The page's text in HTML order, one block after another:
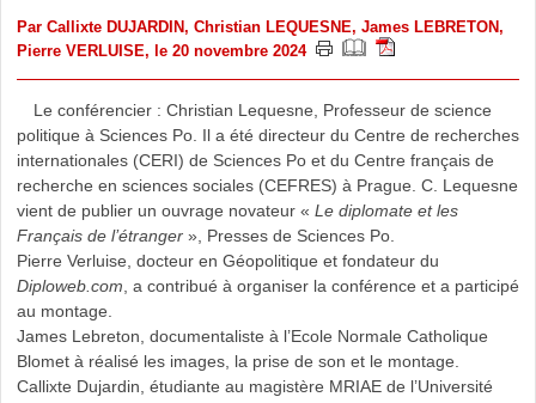
Par Callixte DUJARDIN, Christian LEQUESNE, James LEBRETON,
Pierre VERLUISE, le 20 novembre 2024
Le conférencier : Christian Lequesne, Professeur de science
politique à Sciences Po. Il a été directeur du Centre de recherches
internationales (CERI) de Sciences Po et du Centre français de
recherche en sciences sociales (CEFRES) à Prague. C. Lequesne
vient de publier un ouvrage novateur « Le diplomate et les
Français de l’étranger», Presses de Sciences Po.
Pierre Verluise, docteur en Géopolitique et fondateur du
Diploweb.com , a contribué à organiser la conférence et a participé
au montage.
James Lebreton, documentaliste à l’Ecole Normale Catholique
Blomet à réalisé les images, la prise de son et le montage.
Callixte Dujardin, étudiante au magistère MRIAE de l’Université